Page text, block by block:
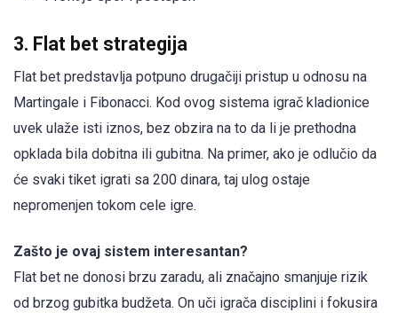
3. Flat bet strategija
Flat bet predstavlja potpuno drugačiji pristup u odnosu na
Martingale i Fibonacci. Kod ovog sistema igrač kladionice
uvek ulaže isti iznos, bez obzira na to da li je prethodna
opklada bila dobitna ili gubitna. Na primer, ako je odlučio da
će svaki tiket igrati sa 200 dinara, taj ulog ostaje
nepromenjen tokom cele igre.
Zašto je ovaj sistem interesantan?
Flat bet ne donosi brzu zaradu, ali značajno smanjuje rizik
od brzog gubitka budžeta. On uči igrača disciplini i fokusira